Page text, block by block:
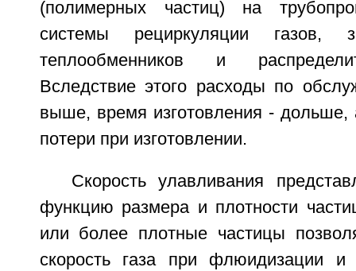
(полимерных частиц) на
системы рециркуляции газов,
теплообменников и
Вследствие этого расходы по
выше, время изготовления - дольше,
потери при изготовлении.
Скорость улавливания
функцию размера и плотности
или более плотные частицы
скорость газа при флюидизации и